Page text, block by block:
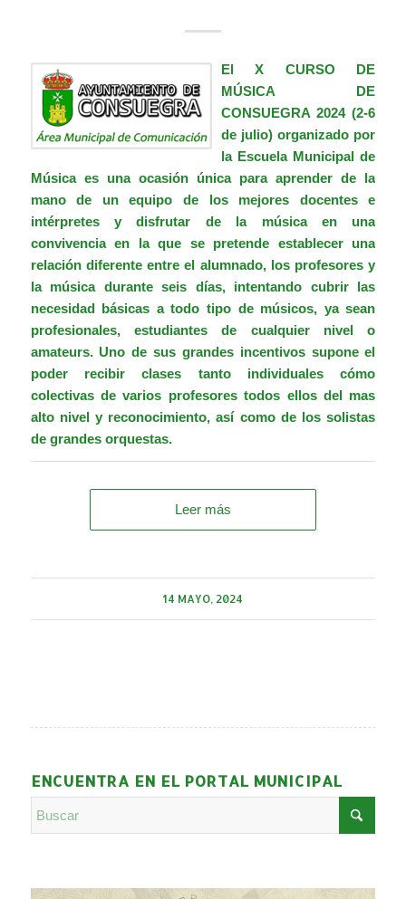
ElX CURSO DE
MÚSICA DE
CONSUEGRA 2024 (2-6
de julio)organizado por
la Escuela Municipal de
Música es una ocasión única para aprender de la
mano de un equipo de los mejores docentes e
intérpretes y disfrutar de la música en una
convivencia en la que se pretende establecer una
relación diferente entre el alumnado, los profesores y
la música durante seis días, intentando cubrir las
necesidad básicas a todo tipo de músicos, ya sean
profesionales, estudiantes de cualquier nivel o
amateurs. Uno de sus grandes incentivos supone el
poder recibir clases tanto individuales cómo
colectivas de varios profesores todos ellos del mas
alto nivel y reconocimiento, así como de los solistas
de grandes orquestas.
Leer más
14 MAYO, 2024
ENCUENTRA EN EL PORTAL MUNICIPAL